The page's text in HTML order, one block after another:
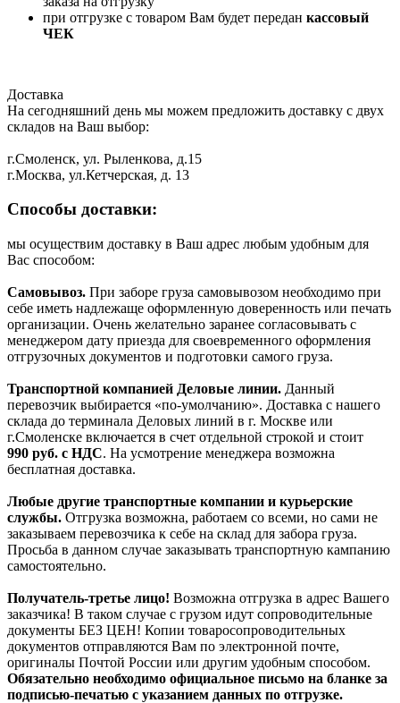
при отгрузке с товаром Вам будет передан кассовый
ЧЕК
Доставка
На сегодняшний день мы можем предложить доставку с двух
складов на Ваш выбор:
г.Смоленск, ул. Рыленкова, д.15
г.Москва, ул.Кетчерская, д. 13
Способы доставки:
мы осуществим доставку в Ваш адрес любым удобным для
Вас способом:
Самовывоз. При заборе груза самовывозом необходимо при
себе иметь надлежаще оформленную доверенность или печать
организации. Очень желательно заранее согласовывать с
менеджером дату приезда для своевременного оформления
отгрузочных документов и подготовки самого груза.
Транспортной компанией Деловые линии. Данный
перевозчик выбирается «по-умолчанию». Доставка с нашего
склада до терминала Деловых линий в г. Москве или
г.Смоленске включается в счет отдельной строкой и стоит
990 руб. с НДС. На усмотрение менеджера возможна
бесплатная доставка.
Любые другие транспортные компании и курьерские
службы. Отгрузка возможна, работаем со всеми, но сами не
заказываем перевозчика к себе на склад для забора груза.
Просьба в данном случае заказывать транспортную кампанию
самостоятельно.
Получатель-третье лицо! Возможна отгрузка в адрес Вашего
заказчика! В таком случае с грузом идут сопроводительные
документы БЕЗ ЦЕН! Копии товаросопроводительных
документов отправляются Вам по электронной почте,
оригиналы Почтой России или другим удобным способом.
Обязательно необходимо официальное письмо на бланке за
подписью-печатью с указанием данных по отгрузке.